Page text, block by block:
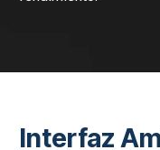
Robot
aspectos más
transportar hasta 300